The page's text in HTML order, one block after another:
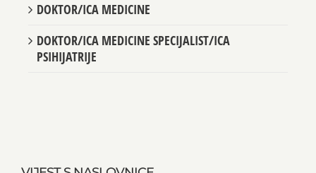
DOKTOR/ICA MEDICINE
DOKTOR/ICA MEDICINE SPECIJALIST/ICA
PSIHIJATRIJE